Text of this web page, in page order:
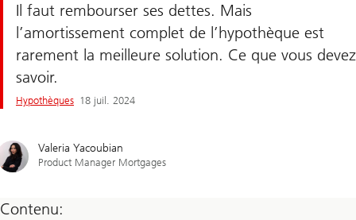
Il faut rembourser ses dettes. Mais
l’amortissement complet de l’hypothèque est
rarement la meilleure solution. Ce que vous devez
savoir.
Hypothèques 18 juil. 2024
Valeria Yacoubian
Product Manager Mortgages
Contenu: